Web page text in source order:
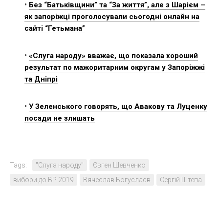
• Без “Батьківщини” та “За життя”, але з Шарієм –
як запоріжці проголосували сьогодні онлайн на
сайті “Гетьмана”
• «Слуга народу» вважає, що показала хороший
результат по мажоритарним округам у Запоріжжі
та Дніпрі
• У Зеленського говорять, що Авакову та Луценку
посади не злишать
Tags: "Слуга народу"
Євген Шевченко
вибори до ВР 2019
Вячеслав Богуслаєв Сергій Штепа